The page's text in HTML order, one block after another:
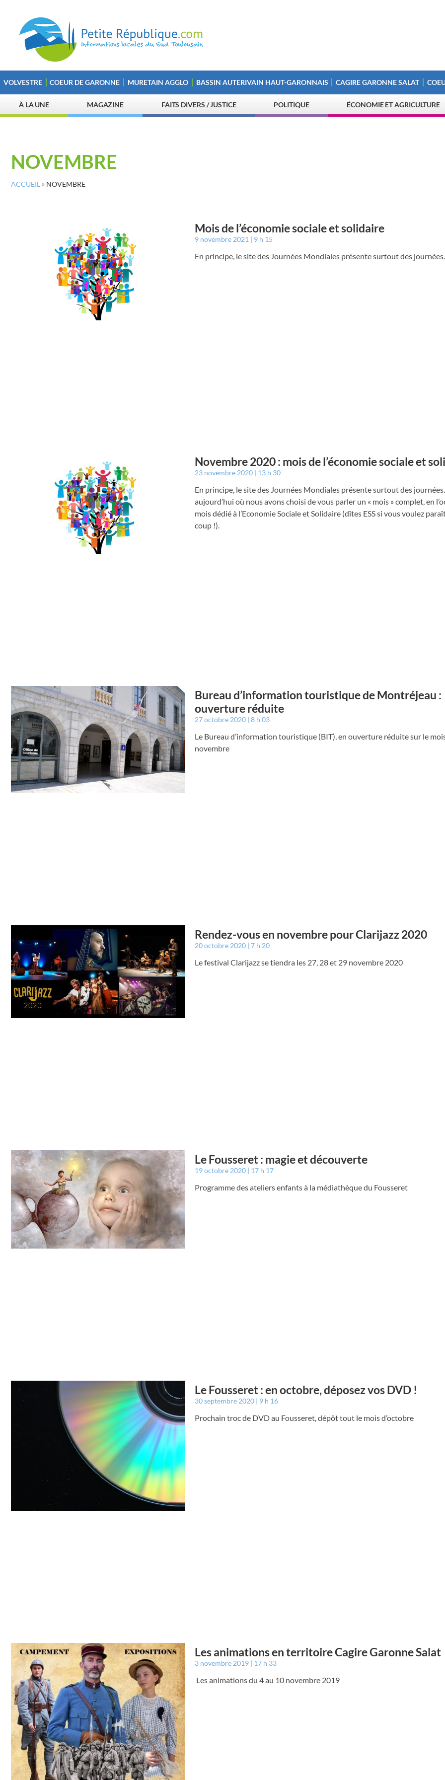
VOLVESTRE COEUR DE GARONNE MURETAIN AGGLO BASSIN AUTERIVAIN HAUT-GARONNAIS CAGIRE GARONNE SALAT
À LA UNE MAGAZINE FAITS DIVERS / JUSTICE POLITIQUE ÉCONOMIE ET AGRICULTURE
NOVEMBRE
ACCUEIL » NOVEMBRE
Mois de l’économie sociale et solidaire
9 novembre 2021 9 h 15
En principe, le site des Journées Mondiales présente surtout des
Novembre 2020 : mois de l’économie sociale et
23 novembre 2020 13 h 30
En principe, le site des Journées Mondiales présente surtout des
aujourd’hui où nous avons choisi de vous parler un « mois » complet, en
mois dédié à l’Economie Sociale et Solidaire (dîtes ESS si vous voulez
coup !).
Bureau d’information touristique de Montréjeau :
ouverture réduite
27 octobre 2020 8 h 03
Le Bureau d’information touristique (BIT), en ouverture réduite sur le
novembre
Rendez-vous en novembre pour Clarijazz 2020
20 octobre 2020 7 h 20
Le festival Clarijazz se tiendra les 27, 28 et 29 novembre 2020
Le Fousseret : magie et découverte
19 octobre 2020 17 h 17
Programme des ateliers enfants à la médiathèque du Fousseret
Le Fousseret : en octobre, déposez vos DVD !
30 septembre 2020 9 h 16
Prochain troc de DVD au Fousseret, dépôt tout le mois d’octobre
Les animations en territoire Cagire Garonne Salat
3 novembre 2019 17 h 33
Les animations du 4 au 10 novembre 2019